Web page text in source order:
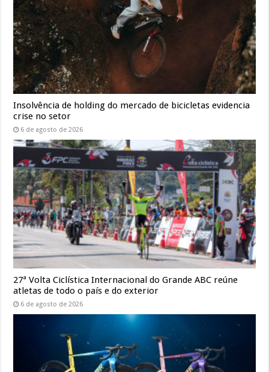
Insolvência de holding do mercado de bicicletas evidencia
crise no setor
6 de agosto de 2026
27ª Volta Ciclística Internacional do Grande ABC reúne
atletas de todo o país e do exterior
6 de agosto de 2026